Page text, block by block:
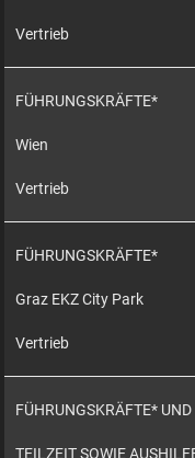
Vertrieb
FÜHRUNGSKRÄFTE*
Wien
Vertrieb
FÜHRUNGSKRÄFTE*
Graz EKZ City Park
Vertrieb
FÜHRUNGSKRÄFTE*
TEILZEIT SOWIE